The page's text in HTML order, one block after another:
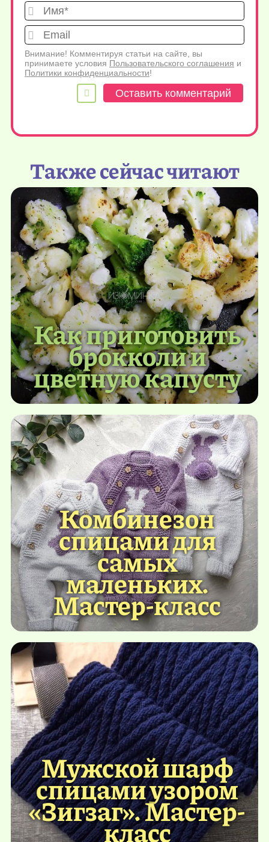
Имя*
Внимание! Комментируя статьи на сайте, вы
принимаете условия Пользовательского соглашения и
Политики конфиденциальности!
Также сейчас читают
Как приготовить
брокколи и
цветную капусту
Комбинезон
спицами для
самых
маленьких.
Мастер-класс
Мужской шарф
спицами узором
«Зигзаг». Мастер-
класс